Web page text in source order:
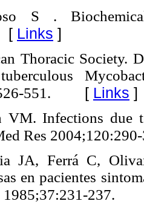
S .
Links ]
Thoracic Society.
551. [ Links ]
VM. Infections due
Res
JA, Ferrá C,
en pacientes
237.